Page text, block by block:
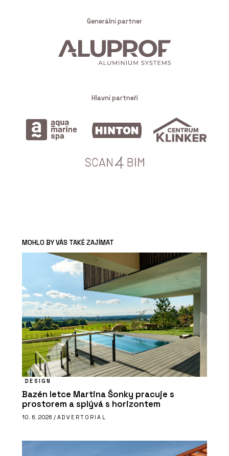
Generální partner
Hlavní partneři
MOHLO BY VÁS TAKÉ ZAJÍMAT
DESIGN
Bazén letce Martina Šonky pracuje s
prostorem a splývá s horizontem
10. 6. 2026 / ADVERTORIAL